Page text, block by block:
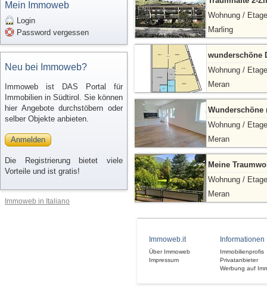
Mein Immoweb
Login
Password vergessen
Neu bei Immoweb?
Immoweb ist DAS Portal für
Immobilien in Südtirol. Sie können
hier Angebote durchstöbern oder
selber Objekte anbieten.
Anmelden
Die Registrierung bietet viele
Vorteile und ist gratis!
Immoweb in Italiano
Wohnung / Etage
Marling
wunderschöne
Wohnung / Etage
Meran
Wunderschöne
Wohnung / Etage
Meran
Meine
Wohnung / Etage
Meran
Immoweb.it
Über Immoweb
Impressum
Informationen
Immobilienprofis
Privatanbieter
Werbung auf